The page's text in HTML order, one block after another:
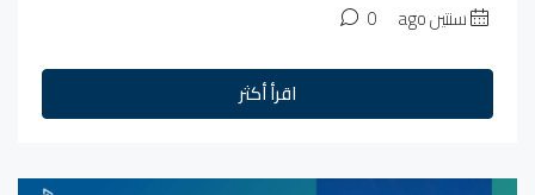
سنتين ago 0
اقرأ أكثر